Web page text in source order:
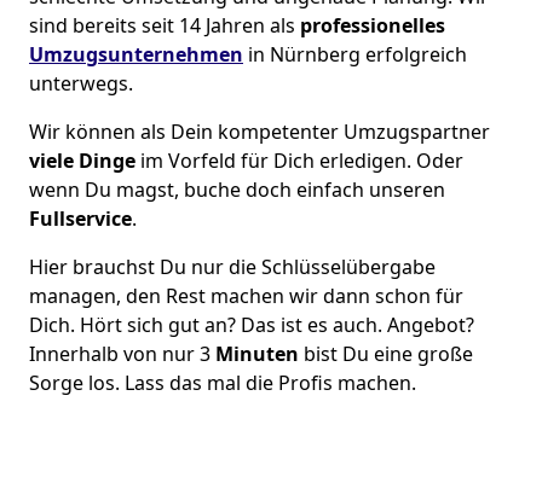
sind bereits seit 14 Jahren als professionelles
Umzugsunternehmen in Nürnberg erfolgreich
unterwegs.
Wir können als Dein kompetenter Umzugspartner
viele Dinge im Vorfeld für Dich erledigen. Oder
wenn Du magst, buche doch einfach unseren
Fullservice.
Hier brauchst Du nur die Schlüsselübergabe
managen, den Rest machen wir dann schon für
Dich. Hört sich gut an? Das ist es auch. Angebot?
Innerhalb von nur 3 Minuten bist Du eine große
Sorge los. Lass das mal die Profis machen.